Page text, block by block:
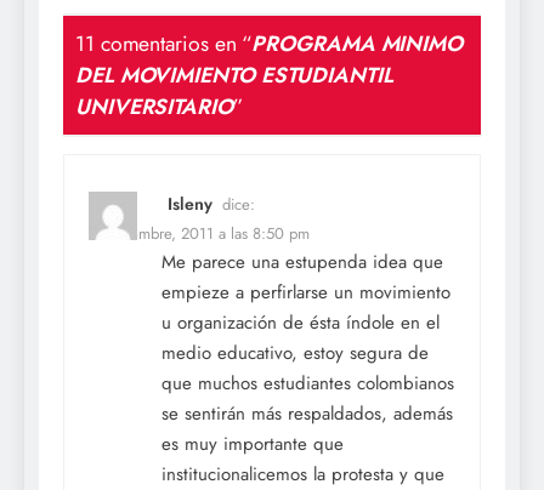
11 comentarios en “PROGRAMA MINIMO
DEL MOVIMIENTO ESTUDIANTIL
UNIVERSITARIO”
Isleny dice:
2 noviembre, 2011 a las 8:50 pm
Me parece una estupenda idea que
empieze a perfirlarse un movimiento
u organización de ésta índole en el
medio educativo, estoy segura de
que muchos estudiantes colombianos
se sentirán más respaldados, además
es muy importante que
institucionalicemos la protesta y que